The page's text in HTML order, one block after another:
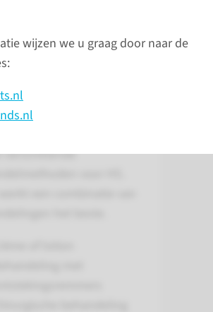
wijzen we u graag door naar de
meer
verschillende